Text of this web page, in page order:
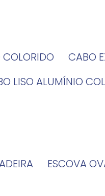
COLORIDO
CABO
LISO ALUMÍNIO
ESCOVA